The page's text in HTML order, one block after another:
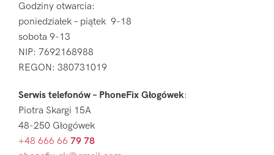
Godziny otwarcia:
poniedziałek – piątek 9-18
sobota 9-13
NIP: 7692168988
REGON: 380731019
Serwis telefonów – PhoneFix Głogówek:
Piotra Skargi 15A
48-250 Głogówek
+48 666 66 79 78